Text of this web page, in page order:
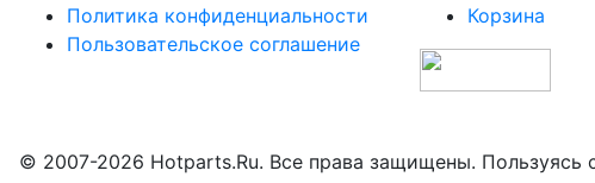
Политика конфиденциальности
Пользовательское соглашение
Корзина
© 2007-2026 Hotparts.Ru. Все права защищены. Пользуясь